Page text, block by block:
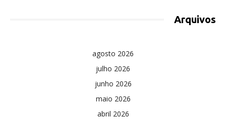
Arquivos
agosto 2026
julho 2026
junho 2026
maio 2026
abril 2026